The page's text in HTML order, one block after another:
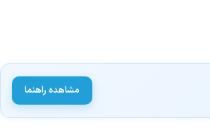
مشاهده راهنما